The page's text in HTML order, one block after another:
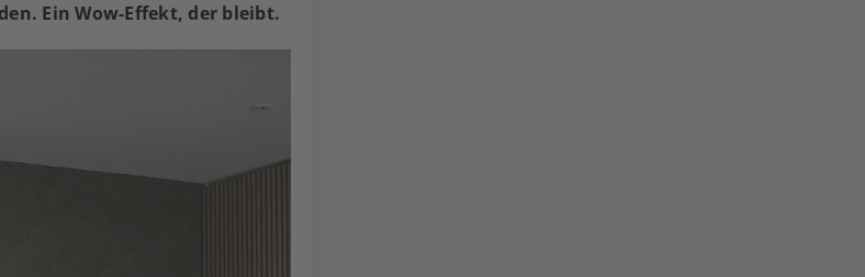
Ein Wow-Effekt, der bleibt.